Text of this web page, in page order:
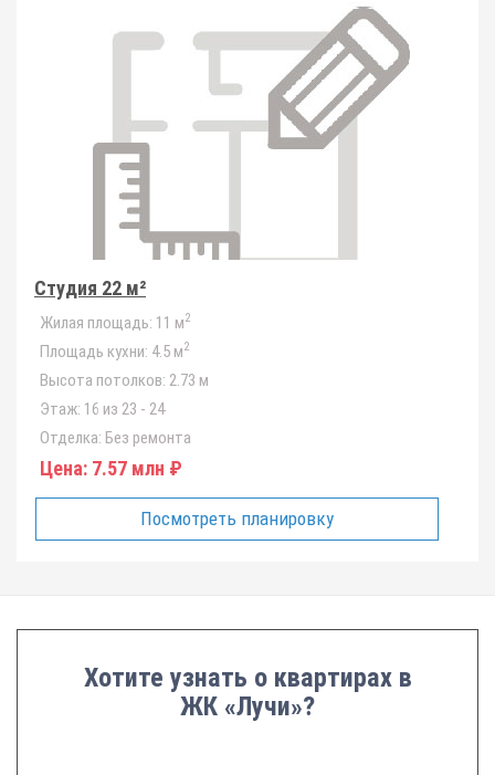
Студия 22 м²
Жилая площадь: 11 м2
Площадь кухни: 4.5 м2
Высота потолков: 2.73 м
Этаж: 16 из 23 - 24
Отделка: Без ремонта
Цена: 7.57 млн ₽
Посмотреть планировку
Хотите узнать о квартирах в
ЖК «Лучи»?